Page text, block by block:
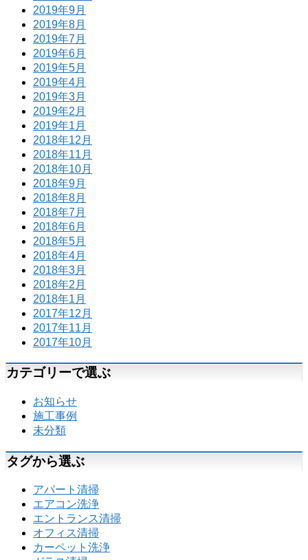
2019年9月
2019年8月
2019年7月
2019年6月
2019年5月
2019年4月
2019年3月
2019年2月
2019年1月
2018年12月
2018年11月
2018年10月
2018年9月
2018年8月
2018年7月
2018年6月
2018年5月
2018年4月
2018年3月
2018年2月
2018年1月
2017年12月
2017年11月
2017年10月
カテゴリーで選ぶ
お知らせ
施工事例
未分類
タグから選ぶ
アパート清掃
エアコン洗浄
エントランス清掃
オフィス清掃
カーペット洗浄